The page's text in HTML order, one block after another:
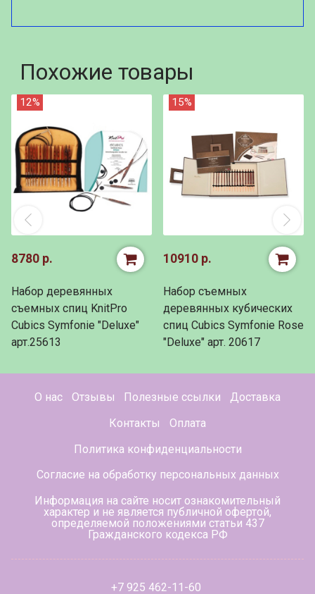
Похожие товары
12%
8780 р.
Набор деревянных
съемных спиц KnitPro
Cubics Symfonie "Deluxe"
арт.25613
15%
10910 р.
Набор съемных
деревянных кубических
спиц Cubics Symfonie Rose
"Deluxe" арт. 20617
О нас Отзывы Полезные ссылки
Доставка
Контакты
Оплата
Политика конфиденциальности
Согласие на обработку персональных данных
Информация на сайте носит ознакомительный
характер и не является публичной офертой,
определяемой положениями статьи 437
Гражданского кодекса РФ
+7 925 462-11-60